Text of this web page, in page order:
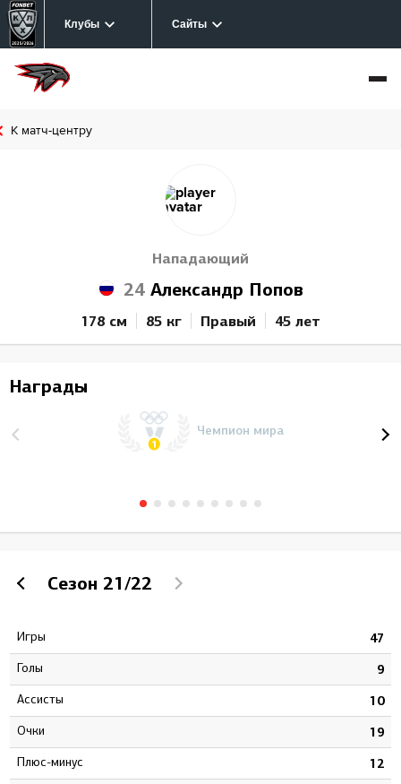
Клубы Сайты
К матч-центру
Нападающий
24Александр Попов
178 см 85 кг Правый 45 лет
Награды
Чемпион мира
Сезон 21/22
Игры 47
Голы 9
Ассисты 10
Очки 19
Плюс-минус 12